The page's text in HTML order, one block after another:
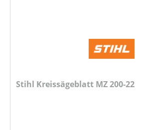
Stihl Kreissägeblatt MZ 200-22